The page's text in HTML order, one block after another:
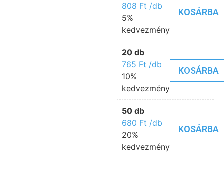
808 Ft /db
5%
kedvezmény
KOSÁRBA
20 db
765 Ft /db
10%
kedvezmény
KOSÁRBA
50 db
680 Ft /db
20%
kedvezmény
KOSÁRBA